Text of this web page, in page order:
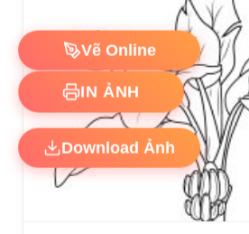
Vẽ Online
IN ẢNH
Download Ảnh